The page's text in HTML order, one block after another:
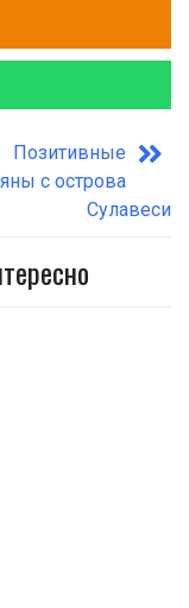
Позитивные
с острова
Сулавеси